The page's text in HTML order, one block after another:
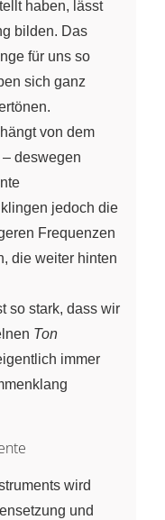
haben, lässt
bilden. Das
für uns so
sich ganz
von dem
deswegen
jedoch die
Frequenzen
die weiter hinten
so stark, dass wir
Ton
immer
wird
und